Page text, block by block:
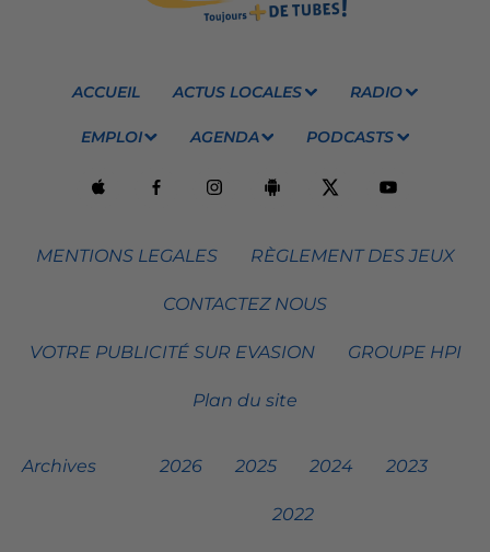
ACCUEIL ACTUS LOCALES RADIO
EMPLOI AGENDA PODCASTS
MENTIONS LEGALES RÈGLEMENT DES JEUX
CONTACTEZ NOUS
VOTRE PUBLICITÉ SUR EVASION GROUPE HPI
Plan du site
Archives 2026 2025 2024 2023
2022